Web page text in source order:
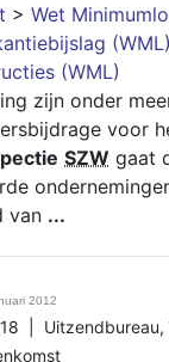
> Wet
(WML)
(WML)
zijn onder
voor
SZW gaat
van ...
2012
| Uitzendbureau,